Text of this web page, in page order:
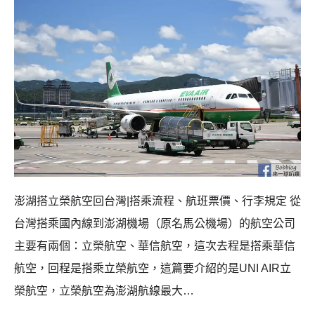
澎湖搭立榮航空回台灣|搭乘流程、航班票價、行李規定 從
台灣搭乘國內線到澎湖機場（原名馬公機場）的航空公司
主要有兩個：立榮航空、華信航空，這次去程是搭乘華信
航空，回程是搭乘立榮航空，這篇要介紹的是UNI AIR立
榮航空，立榮航空為澎湖航線最大…